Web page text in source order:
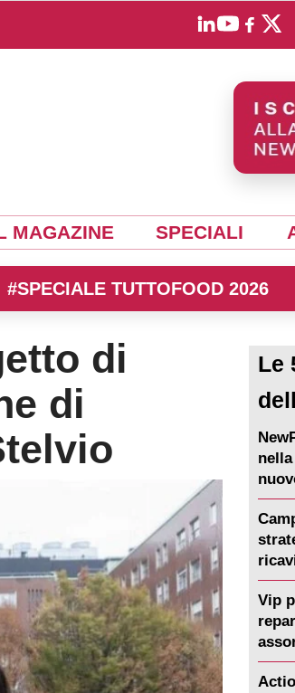
MAGAZINE SPECIALI
#SPECIALE TUTTOFOOD 2026
di
di
Le
Vip